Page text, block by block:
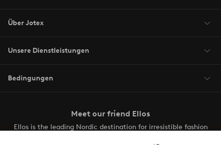
Über Jotex
Unsere Dienstleistungen
Bedingungen
Meet our friend Ellos
Ellos is the leading Nordic destination for irresistible fashion